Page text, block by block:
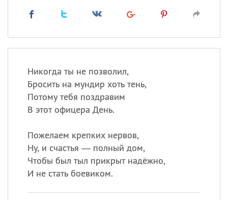
Никогда ты не позволил,
Бросить на мундир хоть тень,
Потому тебя поздравим
В этот офицера День.
Пожелаем крепких нервов,
Ну, и счастья — полный дом,
Чтобы был тыл прикрыт надёжно,
И не стать боевиком.